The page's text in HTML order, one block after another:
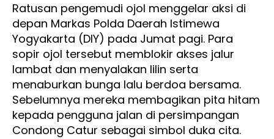
Ratusan pengemudi ojol menggelar aksi di
depan Markas Polda Daerah Istimewa
Yogyakarta (DIY) pada Jumat pagi. Para
sopir ojol tersebut memblokir akses jalur
lambat dan menyalakan lilin serta
menaburkan bunga lalu berdoa bersama.
Sebelumnya mereka membagikan pita hitam
kepada pengguna jalan di persimpangan
Condong Catur sebagai simbol duka cita.